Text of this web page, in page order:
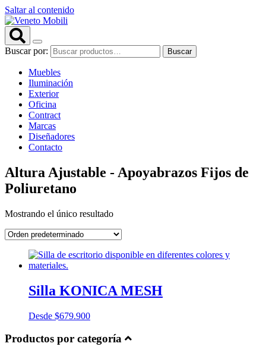
Saltar al contenido
Buscar por: Buscar
Muebles
Iluminación
Exterior
Oficina
Contract
Marcas
Diseñadores
Contacto
Altura Ajustable - Apoyabrazos Fijos de
Poliuretano
Mostrando el único resultado
Silla KONICA MESH
Desde $679.900
Productos por categoría